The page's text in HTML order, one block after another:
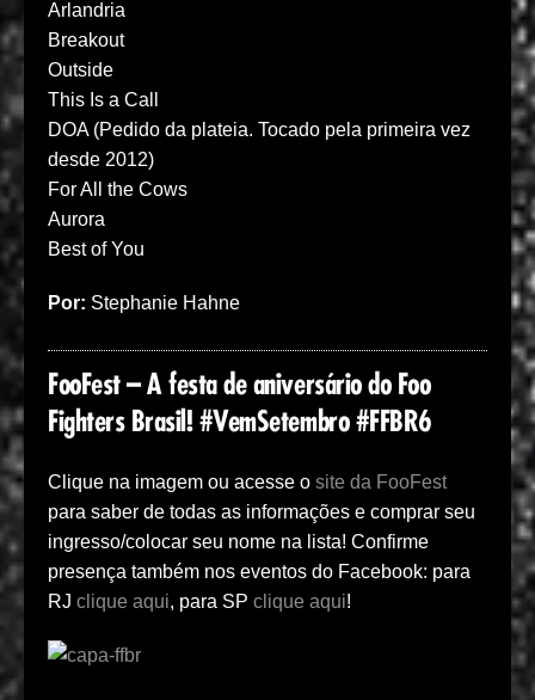
Arlandria
Breakout
Outside
This Is a Call
DOA (Pedido da plateia. Tocado pela primeira vez
desde 2012)
For All the Cows
Aurora
Best of You
Por: Stephanie Hahne
FooFest – A festa de aniversário do Foo
Fighters Brasil! #VemSetembro #FFBR6
Clique na imagem ou acesse o site da FooFest
para saber de todas as informações e comprar seu
ingresso/colocar seu nome na lista! Confirme
presença também nos eventos do Facebook: para
RJ clique aqui, para SP clique aqui!